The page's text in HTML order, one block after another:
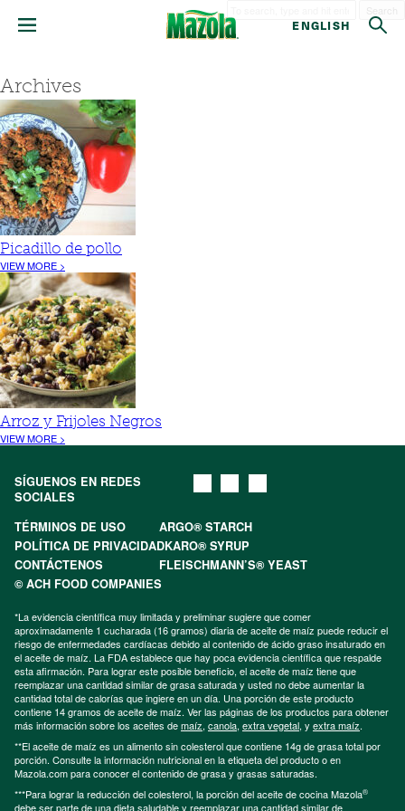
ENGLISH
Archives
Picadillo de pollo
VIEW MORE >
Arroz y Frijoles Negros
VIEW MORE >
SÍGUENOS EN REDES
SOCIALES
TÉRMINOS DE USO
ARGO® STARCH
POLÍTICA DE PRIVACIDADKARO® SYRUP
CONTÁCTENOS
FLEISCHMANN’S® YEAST
© ACH FOOD COMPANIES
*La evidencia científica muy limitada y preliminar sugiere que comer
aproximadamente 1 cucharada (16 gramos) diaria de aceite de maíz puede reducir el
riesgo de enfermedades cardíacas debido al contenido de ácido graso insaturado en
el aceite de maíz. La FDA establece que hay poca evidencia científica que respalde
esta afirmación. Para lograr este posible beneficio, el aceite de maíz tiene que
reemplazar una cantidad similar de grasa saturada y usted no debe aumentar la
cantidad total de calorías que ingiere en un día. Una porción de este producto
contiene 14 gramos de aceite de maíz. Ver las páginas de los productos para obtener
más información sobre los aceites demaíz, canola, extra vegetal, y extra maíz.
**El aceite de maíz es un alimento sin colesterol que contiene 14g de grasa total por
porción. Consulte la información nutricional en la etiqueta del producto o en
Mazola.com para conocer el contenido de grasa y grasas saturadas.
***Para lograr la reducción del colesterol, la porción del aceite de cocina Mazola®
debe ser parte de una dieta saludable y reemplazar una cantidad similar de